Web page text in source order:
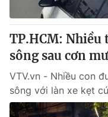
TP.HCM: Nhiều
sông sau cơn
VTV.vn - Nhiều con
sông với làn xe kẹt